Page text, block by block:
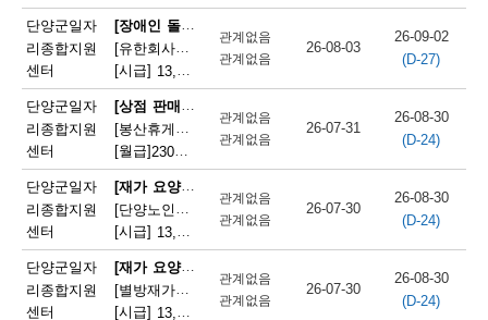
단양군일자
리종합지원
센터
[장애인 돌봄 종사원]
[유한회사단양돌봄사회서비스센터] 장애인 활동지원사 모집
[시급] 13,100원 | 충청북도 단양군 단양읍 삼봉로 233
관계없음
관계없음
26-08-03
26-09-02
(D-27)
단양군일자
리종합지원
센터
[상점 판매원]
[봉산휴게쉼터] 봉산휴게쉼터 판매원 모집
[월급] 230만원
관계없음
관계없음
26-07-31
26-08-30
(D-24)
단양군일자
리종합지원
센터
[재가 요양보호사]
[단양노인재가복지센터] 단양노인재가복지센터 방문요양 요양선생님 모집
[시급] 13,100원 | 충청북도 단양군 대강면 대강로 71
관계없음
관계없음
26-07-30
26-08-30
(D-24)
단양군일자
리종합지원
센터
[재가 요양보호사]
[별방재가노인복지센터] 별방재가요양복지센터 재가요양보호사 모집
[시급] 13,000원 | 충청북도 단양군 영춘면 별방창원로 417
관계없음
관계없음
26-07-30
26-08-30
(D-24)